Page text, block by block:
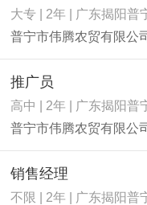
大专 | 2年 | 广东揭阳普
普宁市伟腾农贸有限公
推广员
高中 | 2年 | 广东揭阳普
普宁市伟腾农贸有限公
销售经理
不限 | 2年 | 广东揭阳普